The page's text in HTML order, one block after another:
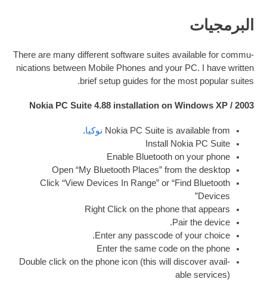
There are many dif­fer­ent soft­ware suites
nic­a­tions between Mobile Phones and your
brief setup guides for the
.
Nokia PC Suite4.88installation on
Nokia PC Suite is نوكيا.
Install
Enable Bluetooth on
Open “My Bluetooth Places” from
Click “View Devices In Range” or
Right Click on the phone
Enter any passcode of
.
Enter the same code
Double click on the phone icon(this will